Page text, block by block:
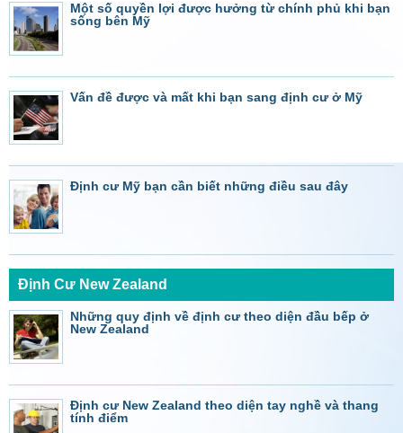
Một số quyền lợi được hưởng từ chính phủ khi bạn
sống bên Mỹ
Vấn đề được và mất khi bạn sang định cư ở Mỹ
Định cư Mỹ bạn cần biết những điều sau đây
Định Cư New Zealand
Những quy định về định cư theo diện đầu bếp ở
New Zealand
Định cư New Zealand theo diện tay nghề và thang
tính điểm